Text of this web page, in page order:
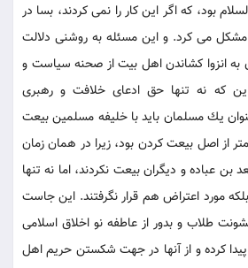
بود، كه اگر اين كار را نمى كردند، بسا در
مشكل مى كرد. و اين مسئله به روشنى دلالت
به انزوا كشاندن اهل بيت از صحنه سياست و
كه نه تنها حق ادعاى خلافت و رهبرى
يك مسلمان بايد با خليفه مسلمين بيعت
از اصل بيعت كردن بود، زيرا در همان زمان
بن عباده و ديگران بيعت نكردند، اما نه تنها
مورد اعتراض هم قرار نگرفتند. اين جاست
طلاب و بدور از عاطفه نو اخلاق اسلامى
كرده و از آنها در جهت شكستن حريم اهل